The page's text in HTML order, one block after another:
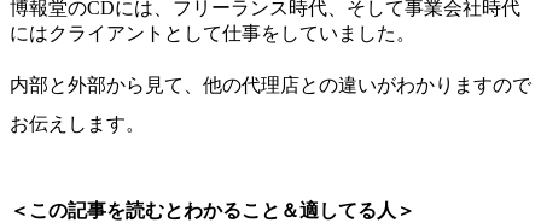
博報堂のCDには、フリーランス時代、そして事業会社時代
にはクライアントとして仕事をしていました。
内部と外部から見て、他の代理店との違いがわかりますので
お伝えします。
＜この記事を読むとわかること＆適してる人＞